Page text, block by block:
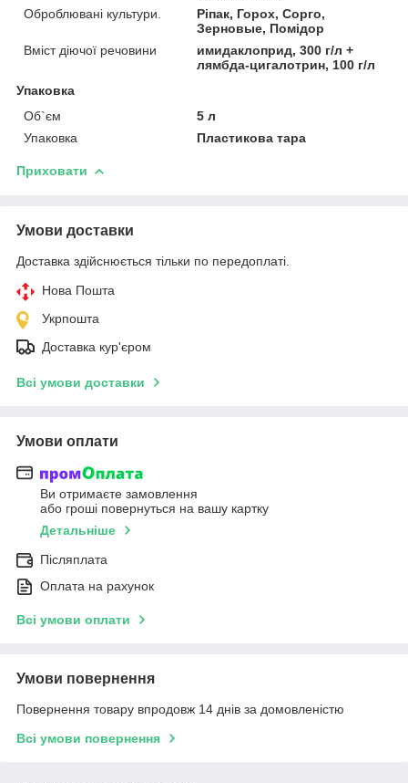
Оброблювані культури.
Ріпак, Горох, Сорго,
Зерновые, Помідор
Вміст діючої речовини
имидаклоприд, 300 г/л +
лямбда-цигалотрин, 100 г/л
Упаковка
Об`єм
5 л
Упаковка
Пластикова тара
Приховати
Умови доставки
Доставка здійснюється тільки по передоплаті.
Нова Пошта
Укрпошта
Доставка кур'єром
Всі умови доставки
Умови оплати
Ви отримаєте замовлення
або гроші повернуться на вашу картку
Детальніше
Післяплата
Оплата на рахунок
Всі умови оплати
Умови повернення
Повернення товару впродовж 14 днів за домовленістю
Всі умови повернення